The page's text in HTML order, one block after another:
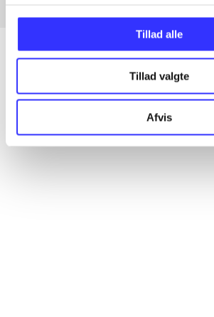
Tillad alle
Tillad valgte
Afvis
Artikler
Alle registrerede artikler fordelt på